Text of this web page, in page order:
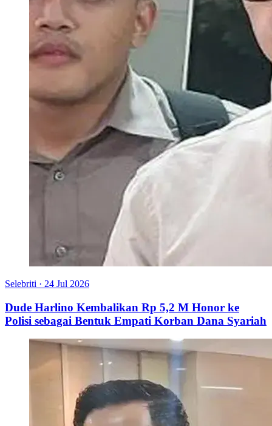
Selebriti · 24 Jul 2026
Dude Harlino Kembalikan Rp 5,2 M Honor ke
Polisi sebagai Bentuk Empati Korban Dana Syariah